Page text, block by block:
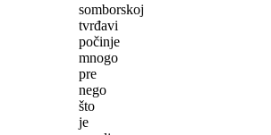
somborskoj
tvrđavi
počinje
mnogo
pre
nego
što
je